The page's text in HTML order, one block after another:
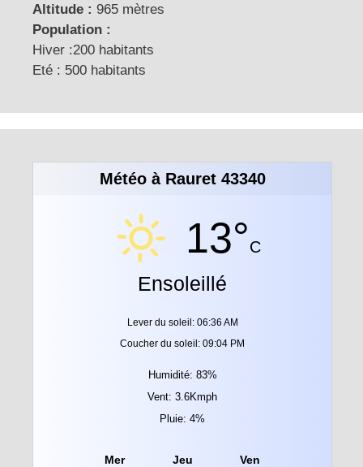
Altitude : 965 mètres
Population :
Hiver :200 habitants
Eté : 500 habitants
Météo à Rauret 43340
13°C
Ensoleillé
Lever du soleil: 06:36 AM
Coucher du soleil: 09:04 PM
Humidité: 83%
Vent: 3.6Kmph
Pluie: 4%
Mer Jeu Ven